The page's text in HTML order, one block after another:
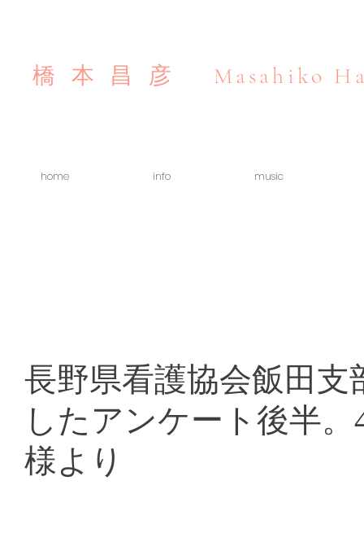
橋本昌彦 Masahiko
home info music
長野県看護協会飯田支
したアンケート後半
様より